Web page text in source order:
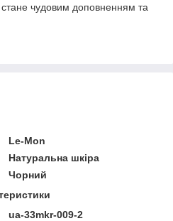
стане чудовим доповненням та
Le-Mon
Натуральна шкіра
Чорний
ua-33mkr-009-2